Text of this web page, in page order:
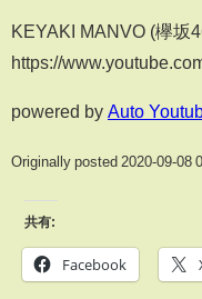
KEYAKI MANVO (欅坂
https://
powered by Auto
Originally posted 2020-09-08
共有:
Facebook